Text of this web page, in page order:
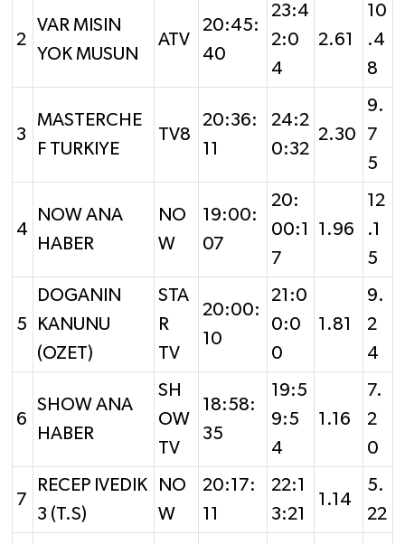
2
VAR MISIN
YOK MUSUN
ATV
20:45:
40
23:4
2:0
4
2.61
10
.4
8
3
MASTERCHE
F TURKIYE
TV8
20:36:
11
24:2
0:32
2.30
9.
7
5
4
NOW ANA
HABER
NO
W
19:00:
07
20:
00:1
7
1.96
12
.1
5
5
DOGANIN
KANUNU
(OZET)
STA
R
TV
20:00:
10
21:0
0:0
0
1.81
9.
2
4
6
SHOW ANA
HABER
SH
OW
TV
18:58:
35
19:5
9:5
4
1.16
7.
2
0
7
RECEP IVEDIK
3 (T.S)
NO
W
20:17:
11
22:1
3:21
1.14
5.
22